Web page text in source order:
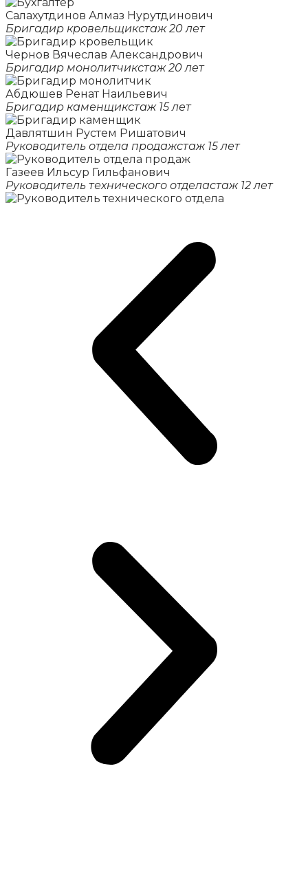
Салахутдинов Алмаз Нурутдинович
Бригадир кровельщикстаж 20 лет
Чернов Вячеслав Александрович
Бригадир монолитчикстаж 20 лет
Абдюшев Ренат Наильевич
Бригадир каменщикстаж 15 лет
Давлятшин Рустем Ришатович
Руководитель отдела продажстаж 15 лет
Газеев Ильсур Гильфанович
Руководитель технического отделастаж 12 лет